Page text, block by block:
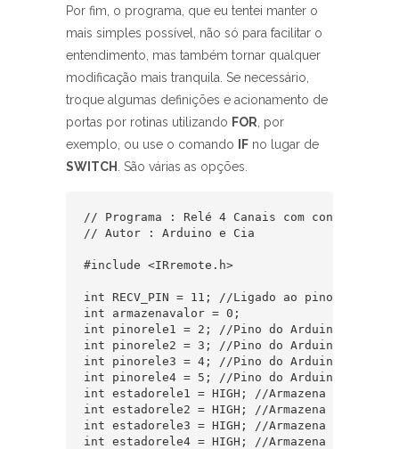
Por fim, o programa, que eu tentei manter o
mais simples possível, não só para facilitar o
entendimento, mas também tornar qualquer
modificação mais tranquila. Se necessário,
troque algumas definições e acionamento de
portas por rotinas utilizando FOR , por
exemplo, ou use o comando
IF no lugar de
SWITCH
. São várias as opções.
// Programa : Relé 4 Canais com controle
// Autor : Arduino e Cia
#include <IRremote.h>
int RECV_PIN = 11; //Ligado ao pino do
int armazenavalor = 0;
int pinorele1 = 2; //Pino do Arduino
int pinorele2 = 3; //Pino do Arduino
int pinorele3 = 4; //Pino do Arduino
int pinorele4 = 5; //Pino do Arduino
int estadorele1 = HIGH; //Armazena o
int estadorele2 = HIGH; //Armazena o
int estadorele3 = HIGH; //Armazena o
int estadorele4 = HIGH; //Armazena o